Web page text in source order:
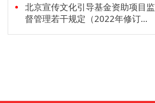
文明培育
未成年人思想道德建设
北京宣传文化引导基金资助项目监
督管理若干规定（2022年修订